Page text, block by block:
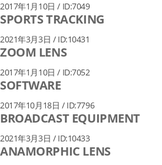
2017年1月10日 / ID:7049
SPORTS TRACKING
2021年3月3日 / ID:10431
ZOOM LENS
2017年1月10日 / ID:7052
SOFTWARE
2017年10月18日 / ID:7796
BROADCAST EQUIPMENT
2021年3月3日 / ID:10433
ANAMORPHIC LENS